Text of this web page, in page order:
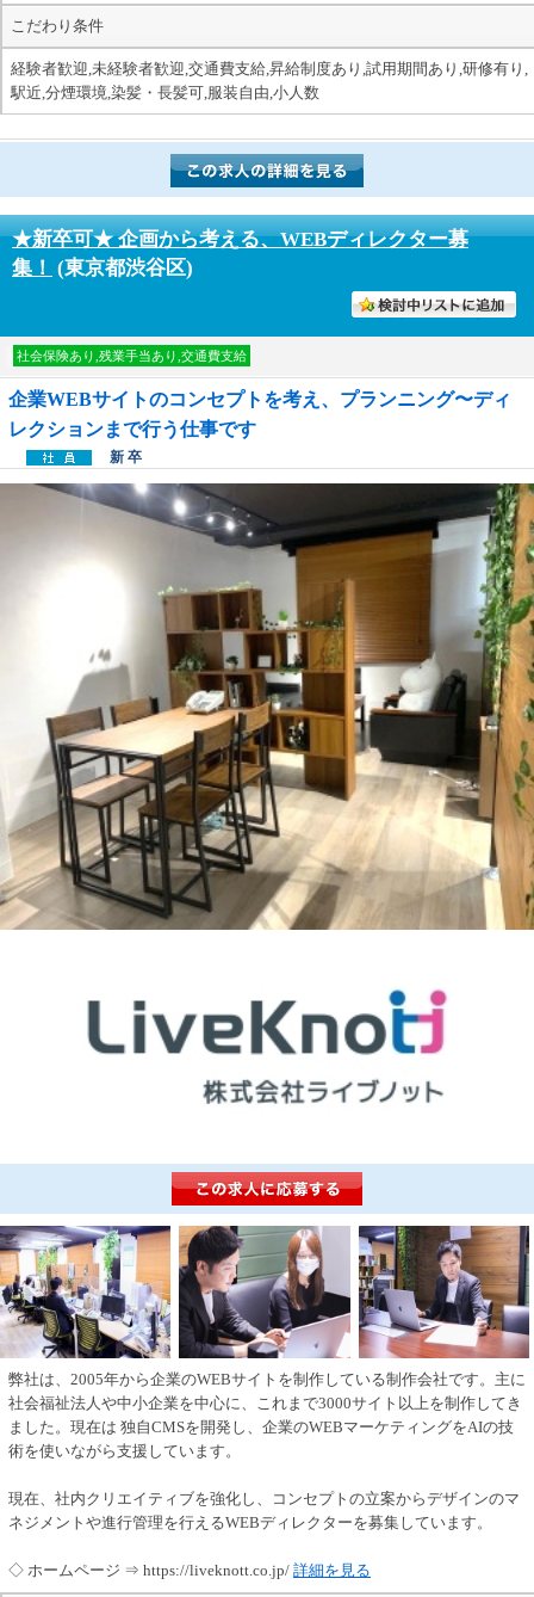
こだわり条件
経験者歓迎,未経験者歓迎,交通費支給,昇給制度あり,試用期間あり,研修有り,
駅近,分煙環境,染髪・長髪可,服装自由,小人数
★新卒可★ 企画から考える、WEBディレクター募
集！ (東京都渋谷区)
社会保険あり,残業手当あり,交通費支給
企業WEBサイトのコンセプトを考え、プランニング〜ディ
レクションまで行う仕事です
新 卒
弊社は、2005年から企業のWEBサイトを制作している制作会社です。主に
社会福祉法人や中小企業を中心に、これまで3000サイト以上を制作してき
ました。現在は 独自CMSを開発し、企業のWEBマーケティングをAIの技
術を使いながら支援しています。
現在、社内クリエイティブを強化し、コンセプトの立案からデザインのマ
ネジメントや進行管理を行えるWEBディレクターを募集しています。
◇ ホームページ ⇒ https://liveknott.co.jp/ 詳細を見る